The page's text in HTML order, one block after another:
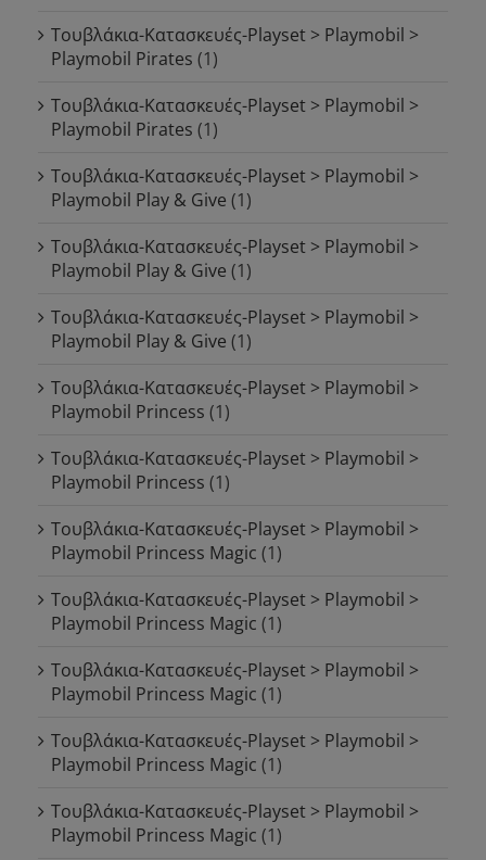
Τουβλάκια-Κατασκευές-Playset > Playmobil >
Playmobil Pirates (1)
Τουβλάκια-Κατασκευές-Playset > Playmobil >
Playmobil Pirates (1)
Τουβλάκια-Κατασκευές-Playset > Playmobil >
Playmobil Play & Give (1)
Τουβλάκια-Κατασκευές-Playset > Playmobil >
Playmobil Play & Give (1)
Τουβλάκια-Κατασκευές-Playset > Playmobil >
Playmobil Play & Give (1)
Τουβλάκια-Κατασκευές-Playset > Playmobil >
Playmobil Princess (1)
Τουβλάκια-Κατασκευές-Playset > Playmobil >
Playmobil Princess (1)
Τουβλάκια-Κατασκευές-Playset > Playmobil >
Playmobil Princess Magic (1)
Τουβλάκια-Κατασκευές-Playset > Playmobil >
Playmobil Princess Magic (1)
Τουβλάκια-Κατασκευές-Playset > Playmobil >
Playmobil Princess Magic (1)
Τουβλάκια-Κατασκευές-Playset > Playmobil >
Playmobil Princess Magic (1)
Τουβλάκια-Κατασκευές-Playset > Playmobil >
Playmobil Princess Magic (1)